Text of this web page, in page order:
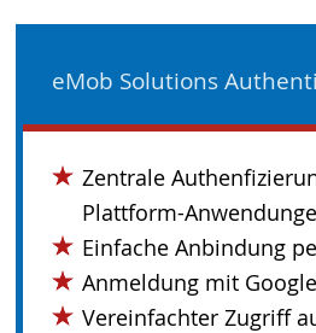
eMob Solutions
Zentrale
Plattform-
Einfache Anbindung
Anmeldung mit
Vereinfachter Zugriff